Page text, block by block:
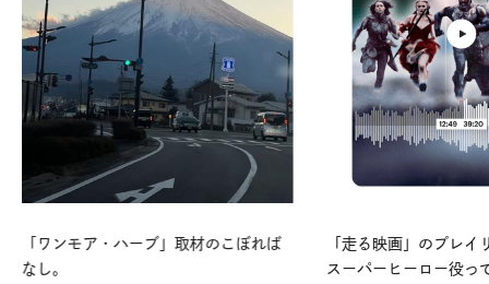
「ワンモア・ハーブ」取材のこぼれば
なし。
「走る映画」のプレイ
スーパーヒーロー役っ